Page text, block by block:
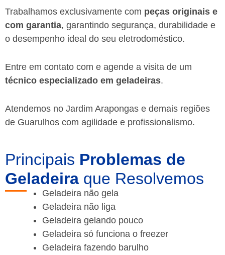
Trabalhamos exclusivamente com peças originais e
com garantia, garantindo segurança, durabilidade e
o desempenho ideal do seu eletrodoméstico.
Entre em contato com e agende a visita de um
técnico especializado em geladeiras.
Atendemos no Jardim Arapongas e demais regiões
de Guarulhos com agilidade e profissionalismo.
Principais Problemas de
Geladeira que Resolvemos
Geladeira não gela
Geladeira não liga
Geladeira gelando pouco
Geladeira só funciona o freezer
Geladeira fazendo barulho